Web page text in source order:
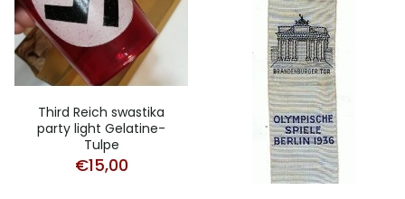
Third Reich swastika
party light Gelatine-
Tulpe
€15,00